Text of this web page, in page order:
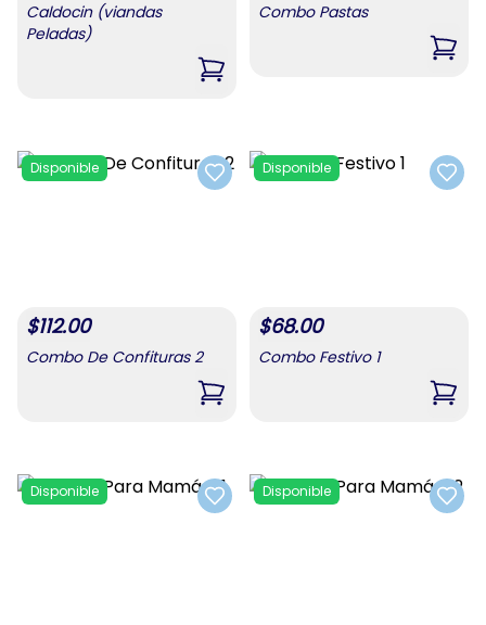
Caldocin (viandas
Peladas)
,Caldocin (viandas Peladas)
Combo Pastas
,
Add to favorites
Disponible
$112.00
Combo De Confituras 2
,Combo De Confituras 2
Add
Disponible
$68.00
Combo Festivo 1
,
Add to favorites
Disponible
Add
Disponible